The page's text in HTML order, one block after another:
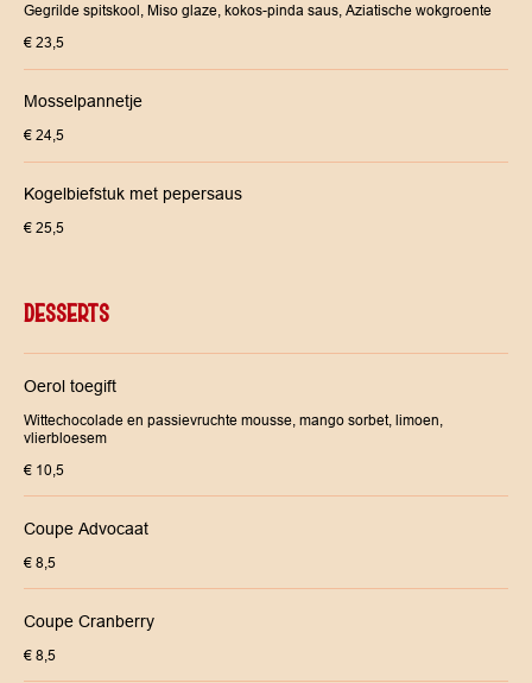
Gegrilde spitskool, Miso glaze, kokos-pinda saus, Aziatische wokgroente
€ 23,5
Mosselpannetje
€ 24,5
Kogelbiefstuk met pepersaus
€ 25,5
DESSERTS
Oerol toegift
Wittechocolade en passievruchte mousse, mango sorbet, limoen,
vlierbloesem
€ 10,5
Coupe Advocaat
€ 8,5
Coupe Cranberry
€ 8,5